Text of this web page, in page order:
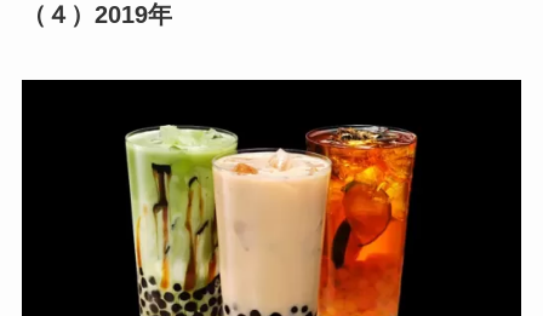
（４） 2019年